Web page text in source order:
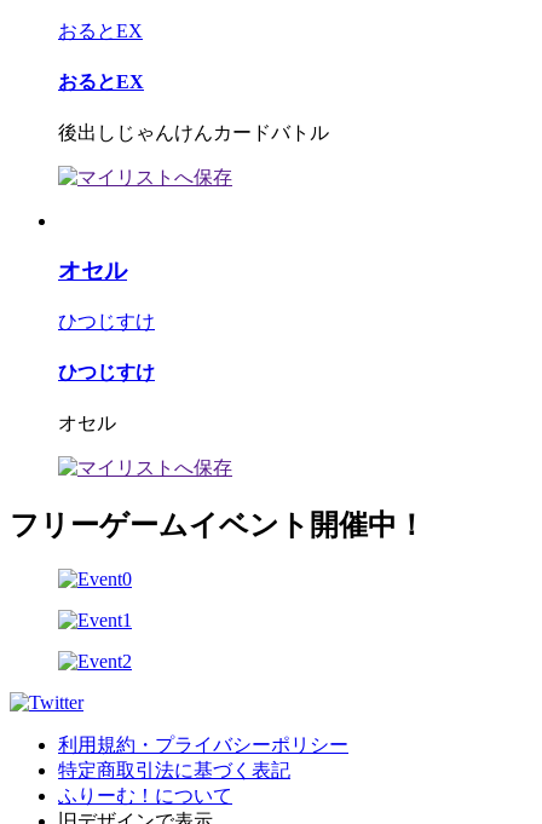
おるとEX
おるとEX
後出しじゃんけんカードバトル
オセル
ひつじすけ
ひつじすけ
オセル
フリーゲームイベント開催中！
利用規約・プライバシーポリシー
特定商取引法に基づく表記
ふりーむ！について